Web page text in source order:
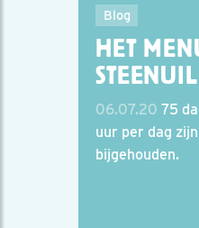
Blog
HET
STEENUIL
06.07.20 75
uur per dag
bijgehouden.